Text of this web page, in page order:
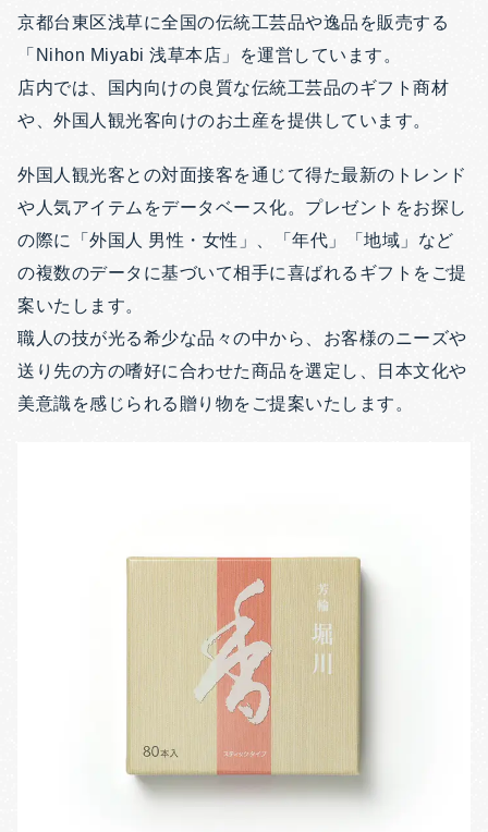
京都台東区浅草に全国の伝統工芸品や逸品を販売する
「Nihon Miyabi 浅草本店」を運営しています。
店内では、国内向けの良質な伝統工芸品のギフト商材
や、外国人観光客向けのお土産を提供しています。
外国人観光客との対面接客を通じて得た最新のトレンド
や人気アイテムをデータベース化。プレゼントをお探し
の際に「外国人 男性・女性」、「年代」「地域」など
の複数のデータに基づいて相手に喜ばれるギフトをご提
案いたします。
職人の技が光る希少な品々の中から、お客様のニーズや
送り先の方の嗜好に合わせた商品を選定し、日本文化や
美意識を感じられる贈り物をご提案いたします。